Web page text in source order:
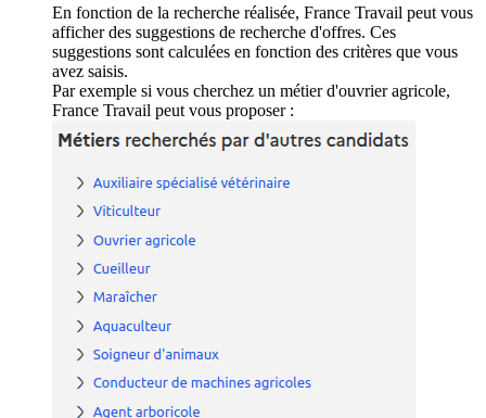
En fonction de la recherche réalisée, France Travail peut vous
afficher des suggestions de recherche d'offres. Ces
suggestions sont calculées en fonction des critères que vous
avez saisis.
Par exemple si vous cherchez un métier d'ouvrier agricole,
France Travail peut vous proposer :